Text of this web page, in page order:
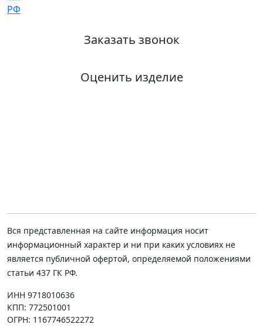
Заказать звонок
Оценить изделие
Вся представленная на сайте информация носит
информационный характер и ни при каких условиях не
является публичной офертой, определяемой положениями
статьи 437 ГК РФ.
ИНН 9718010636
КПП: 772501001
ОГРН: 1167746522272